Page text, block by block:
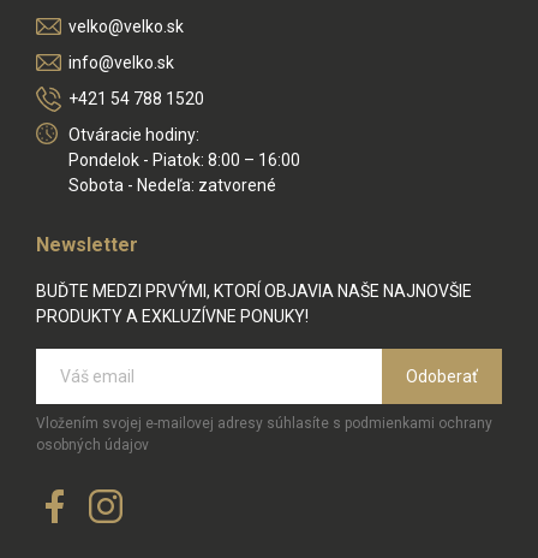
velko@velko.sk
info@velko.sk
+421 54 788 1520
Otváracie hodiny:
Pondelok - Piatok: 8:00 – 16:00
Sobota - Nedeľa: zatvorené
Newsletter
BUĎTE MEDZI PRVÝMI, KTORÍ OBJAVIA NAŠE NAJNOVŠIE
PRODUKTY A EXKLUZÍVNE PONUKY!
Odoberať
Vložením svojej e-mailovej adresy súhlasíte s podmienkami ochrany
osobných údajov